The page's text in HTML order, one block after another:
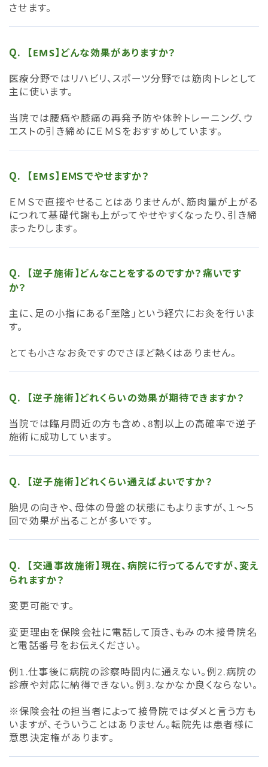
させます。
【EMS】どんな効果がありますか？
医療分野ではリハビリ、スポーツ分野では筋肉トレとして
主に使います。
当院では腰痛や膝痛の再発予防や体幹トレーニング、ウ
エストの引き締めにＥＭＳをおすすめしています。
【EMS】ＥＭＳでやせますか？
ＥＭＳで直接やせることはありませんが、筋肉量が上がる
につれて基礎代謝も上がってやせやすくなったり、引き締
まったりします。
【逆子施術】どんなことをするのですか？痛いです
か？
主に、足の小指にある「至陰」という経穴にお灸を行いま
す。
とても小さなお灸ですのでさほど熱くはありません。
【逆子施術】どれくらいの効果が期待できますか？
当院では臨月間近の方も含め、8割以上の高確率で逆子
施術に成功しています。
【逆子施術】どれくらい通えばよいですか？
胎児の向きや、母体の骨盤の状態にもよりますが、１〜５
回で効果が出ることが多いです。
【交通事故施術】現在、病院に行ってるんですが、変え
られますか？
変更可能です。
変更理由を保険会社に電話して頂き、もみの木接骨院名
と電話番号をお伝えください。
例1.仕事後に病院の診察時間内に通えない。例2.病院の
診療や対応に納得できない。例3.なかなか良くならない。
※保険会社の担当者によって接骨院ではダメと言う方も
いますが、そういうことはありません。転院先は患者様に
意思決定権があります。